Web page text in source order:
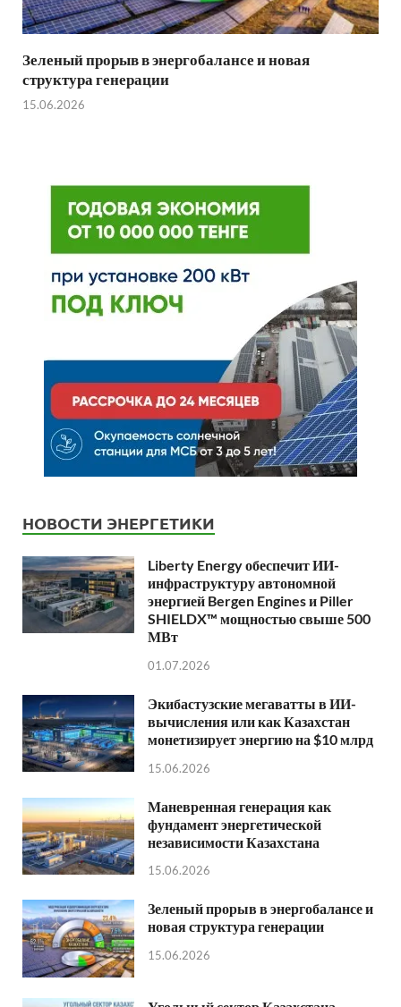
Зеленый прорыв в энергобалансе и новая
структура генерации
15.06.2026
НОВОСТИ ЭНЕРГЕТИКИ
Liberty Energy обеспечит ИИ-
инфраструктуру автономной
энергией Bergen Engines и Piller
SHIELDX™ мощностью свыше 500
МВт
01.07.2026
Экибастузские мегаватты в ИИ-
вычисления или как Казахстан
монетизирует энергию на $10 млрд
15.06.2026
Маневренная генерация как
фундамент энергетической
независимости Казахстана
15.06.2026
Зеленый прорыв в энергобалансе и
новая структура генерации
15.06.2026